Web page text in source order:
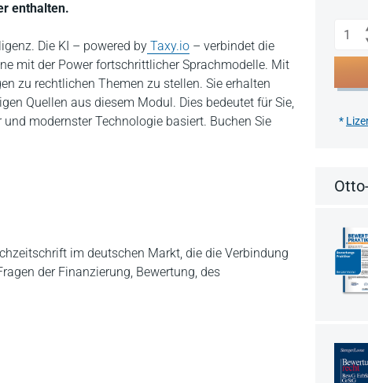
Anzahl
*
enthalten.
Die KI – powered by Taxy.io – verbindet die
mit der Power fortschrittlicher Sprachmodelle. Mit
zu rechtlichen Themen zu stellen. Sie erhalten
Quellen aus diesem Modul. Dies bedeutet für Sie,
modernster Technologie basiert. Buchen Sie
im deutschen Markt, die die Verbindung
der Finanzierung, Bewertung, des